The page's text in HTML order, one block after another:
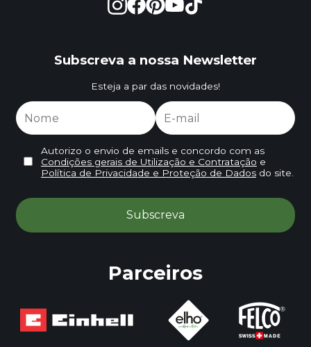
Subscreva a nossa Newsletter
Esteja a par das novidades!
Autorizo o envio de emails e concordo com as
Condições gerais de Utilização e Contratação e
Política de Privacidade e Proteção de Dadosdo site.
Parceiros